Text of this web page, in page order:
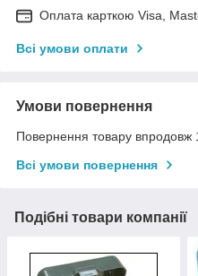
Оплата карткою Visa,
Всі умови оплати
Умови повернення
Повернення товару впродовж
Всі умови повернення
Подібні товари компанії